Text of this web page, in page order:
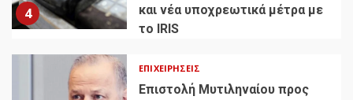
4
και νέα υποχρεωτικά μέτρα με
το IRIS
ΕΠΙΧΕΙΡΉΣΕΙΣ
Επιστολή Μυτιληναίου προς